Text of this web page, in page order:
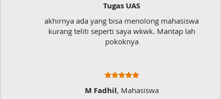
Tugas UAS
akhirnya ada yang bisa menolong mahasiswa
kurang teliti seperti saya wkwk. Mantap lah
pokoknya
M Fadhil, Mahasiswa